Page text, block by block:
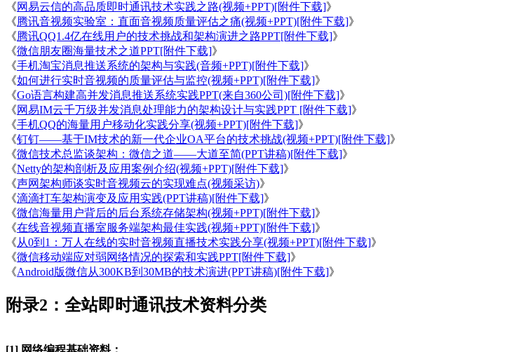
《网易云信的高品质即时通讯技术实践之路(视频+PPT)[附件下载]》
《腾讯音视频实验室：直面音视频质量评估之痛(视频+PPT)[附件下载]》
《腾讯QQ1.4亿在线用户的技术挑战和架构演进之路PPT[附件下载]》
《微信朋友圈海量技术之道PPT[附件下载]》
《手机淘宝消息推送系统的架构与实践(音频+PPT)[附件下载]》
《如何进行实时音视频的质量评估与监控(视频+PPT)[附件下载]》
《Go语言构建高并发消息推送系统实践PPT(来自360公司)[附件下载]》
《网易IM云千万级并发消息处理能力的架构设计与实践PPT [附件下载]》
《手机QQ的海量用户移动化实践分享(视频+PPT)[附件下载]》
《钉钉——基于IM技术的新一代企业OA平台的技术挑战(视频+PPT)[附件下载]》
《微信技术总监谈架构：微信之道——大道至简(PPT讲稿)[附件下载]》
《Netty的架构剖析及应用案例介绍(视频+PPT)[附件下载]》
《声网架构师谈实时音视频云的实现难点(视频采访)》
《滴滴打车架构演变及应用实践(PPT讲稿)[附件下载]》
《微信海量用户背后的后台系统存储架构(视频+PPT)[附件下载]》
《在线音视频直播室服务端架构最佳实践(视频+PPT)[附件下载]》
《从0到1：万人在线的实时音视频直播技术实践分享(视频+PPT)[附件下载]》
《微信移动端应对弱网络情况的探索和实践PPT[附件下载]》
《Android版微信从300KB到30MB的技术演进(PPT讲稿)[附件下载]》
附录2：全站即时通讯技术资料分类